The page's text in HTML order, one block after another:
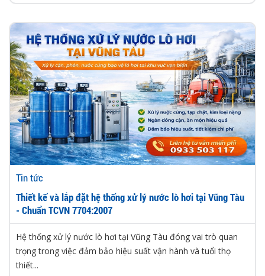
Tin tức
Thiết kế và lắp đặt hệ thống xử lý nước lò hơi tại Vũng Tàu
- Chuẩn TCVN 7704:2007
Hệ thống xử lý nước lò hơi tại Vũng Tàu đóng vai trò quan
trọng trong việc đảm bảo hiệu suất vận hành và tuổi thọ
thiết...